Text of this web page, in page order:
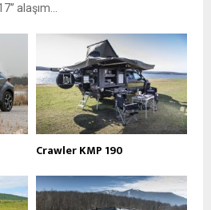
alaşım...
Crawler KMP 190